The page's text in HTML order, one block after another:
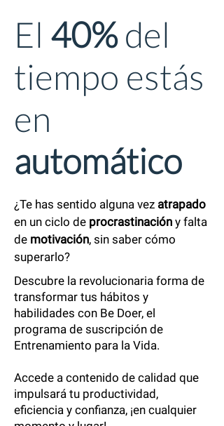
El 40%del
tiempo estás
en
automático
¿Te has sentido alguna vez atrapado
en un ciclo de procrastinación y falta
de motivación, sin saber cómo
superarlo?
Descubre la revolucionaria forma de
transformar tus hábitos y
habilidades con Be Doer, el
programa de suscripción de
Entrenamiento para la Vida.
Accede a contenido de calidad que
impulsará tu productividad,
eficiencia y confianza, ¡en cualquier